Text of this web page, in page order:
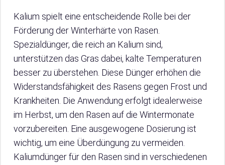
Kalium spielt eine entscheidende Rolle bei der
Förderung der Winterhärte von Rasen.
Spezialdünger, die reich an Kalium sind,
unterstützen das Gras dabei, kalte Temperaturen
besser zu überstehen. Diese Dünger erhöhen die
Widerstandsfähigkeit des Rasens gegen Frost und
Krankheiten. Die Anwendung erfolgt idealerweise
im Herbst, um den Rasen auf die Wintermonate
vorzubereiten. Eine ausgewogene Dosierung ist
wichtig, um eine Überdüngung zu vermeiden.
Kaliumdünger für den Rasen sind in verschiedenen